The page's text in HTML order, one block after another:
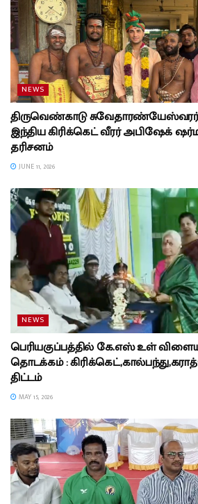
NEWS
திருவெண்காடு சுவேதாரண்யேஸ்வரர்
இந்திய கிரிக்கெட் வீரர் அபிஷேக்
தரிசனம்
JUNE 11, 2026
NEWS
பெரியகுப்பத்தில் கே.எஸ் உள்
தொடக்கம் :
திட்டம்
MAY 15, 2026